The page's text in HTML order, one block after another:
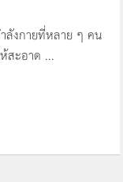
ลังกายที่หลาย ๆ คน
สะอาด ...